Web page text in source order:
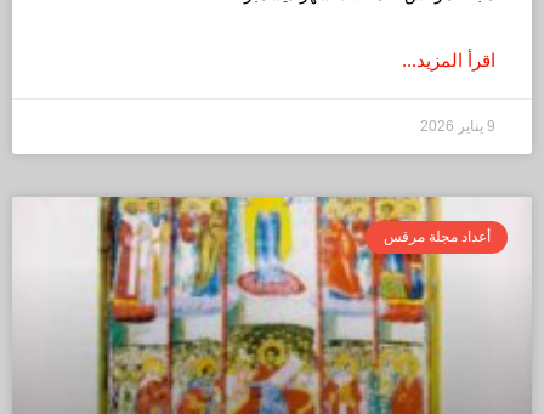
اقرأ المزيد...
9 يناير 2026
أعداد مجلة مرقس